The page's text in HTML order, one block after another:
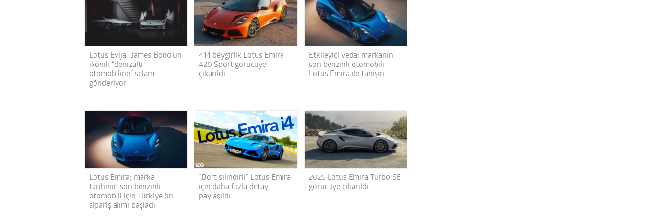
Lotus Evija, James Bond’un
ikonik “denizaltı
otomobiline” selam
gönderiyor
414 beygirlik Lotus Emira
420 Sport görücüye
çıkarıldı
Etkileyici veda; markanın
son benzinli otomobili
Lotus Emira ile tanışın
Lotus Emira; marka
tarihinin son benzinli
otomobili için Türkiye ön
sipariş alımı başladı
“Dört silindirli” Lotus Emira
için daha fazla detay
paylaşıldı
2025 Lotus Emira Turbo SE
görücüye çıkarıldı